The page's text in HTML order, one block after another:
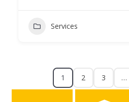
Services
1 2 3 …